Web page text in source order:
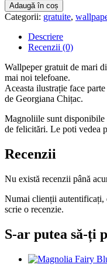
Adaugă în coș
Categorii: gratuite,
Descriere
Recenzii (0)
Wallpeper gratuit de mari
mai noi telefoane.
Aceasta ilustrație face
de Georgiana Chițac.
Magnoliile sunt
de felicitări. Le poti vedea
Recenzii
Nu există recenzii până
Numai clienții autentificați,
scrie o recenzie.
S-ar putea să-ți